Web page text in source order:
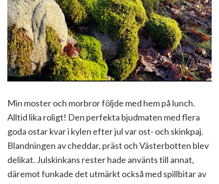
Min moster och morbror följde med hem på lunch.
Alltid lika roligt! Den perfekta bjudmaten med flera
goda ostar kvar i kylen efter jul var ost- och skinkpaj.
Blandningen av cheddar, präst och Västerbotten blev
delikat. Julskinkans rester hade använts till annat,
däremot funkade det utmärkt också med spillbitar av